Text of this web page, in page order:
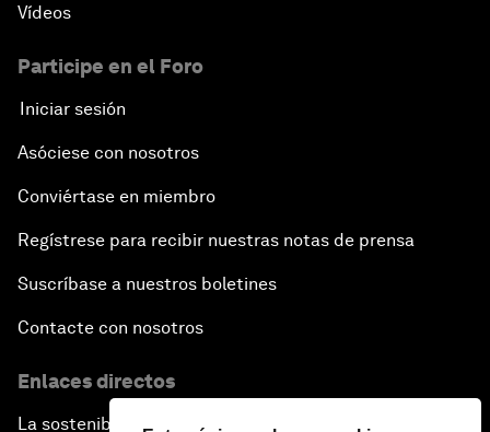
Vídeos
Participe en el Foro
Iniciar sesión
Asóciese con nosotros
Conviértase en miembro
Regístrese para recibir nuestras notas de prensa
Suscríbase a nuestros boletines
Contacte con nosotros
Enlaces directos
La sostenibilidad en el Foro